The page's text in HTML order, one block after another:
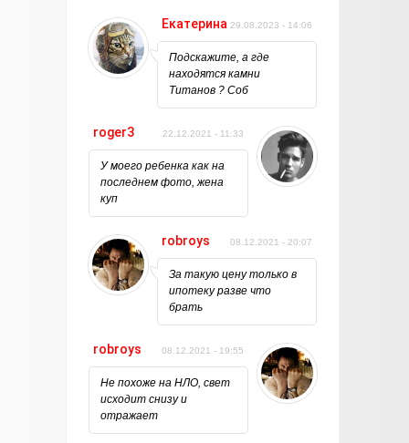
Екатерина 29.08.2023 - 14:06
Подскажите, а где
находятся камни
Титанов ? Соб
roger3 22.12.2021 - 11:33
У моего ребенка как на
последнем фото, жена
куп
robroys 08.12.2021 - 20:07
За такую цену только в
ипотеку разве что
брать
robroys 08.12.2021 - 19:55
Не похоже на НЛО, свет
исходит снизу и
отражает